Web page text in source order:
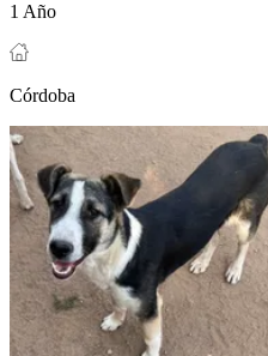
1 Año
Córdoba